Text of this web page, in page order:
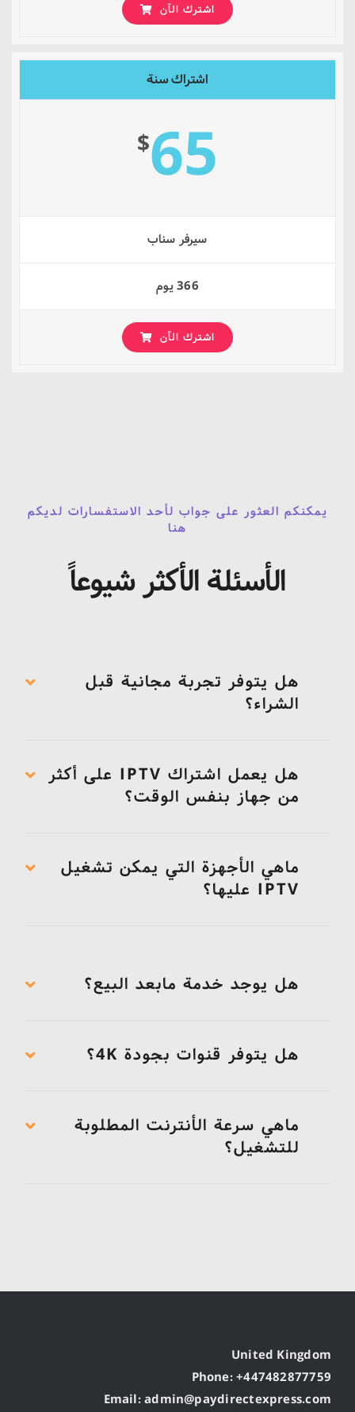
اشترك الآن
اشتراك سنة
$65
سيرفر سناب
366 يوم
اشترك الآن
يمكنكم العثور على جواب لأحد الاستفسارات لديكم
هنا
الأسئلة الأكثر شيوعاً
هل يتوفر تجربة مجانية قبل
الشراء؟
هل يعمل اشتراك IPTV على أكثر
من جهاز بنفس الوقت؟
ماهي الأجهزة التي يمكن تشغيل
IPTV عليها؟
هل يوجد خدمة مابعد البيع؟
هل يتوفر قنوات بجودة 4K؟
ماهي سرعة الأنترنت المطلوبة
للتشغيل؟
United Kingdom
Phone: +447482877759
Email: admin@paydirectexpress.com